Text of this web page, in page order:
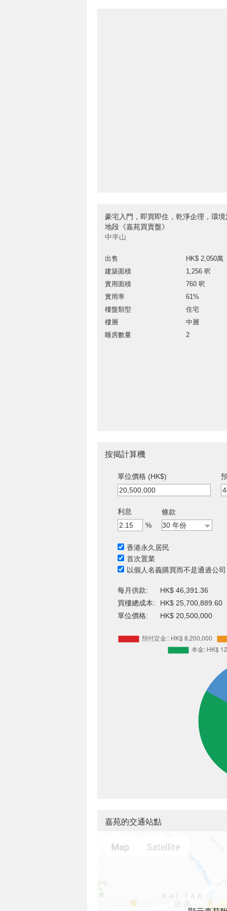
豪宅入門，即買即住，乾淨企理，環
地段《嘉苑買賣盤》
中半山
出售
HK$ 2,050萬
建築面積
1,256 呎
實用面積
760 呎
實用率
61%
樓盤類型
住宅
樓層
中層
睡房數量
2
按揭計算機
單位價格 (HK$)
利息
%
條款
香港永久居民
首次置業
以個人名義購買而不是通過公司
每月供款:
HK$ 46,391.36
買樓總成本:
HK$ 25,700,889.60
單位價格:
HK$ 20,500,000
嘉苑的交通站點